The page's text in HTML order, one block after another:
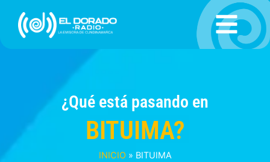
contenido
¿Qué está pasando en
BITUIMA?
INICIO» BITUIMA